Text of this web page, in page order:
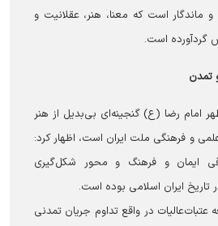
و ماندگار است که معنا، هنر، عقلانیت و
گردآورده است.
تمدن
امام رضا (ع) گنجینه‌ای بی‌بدیل از هنر
و فرهنگی ملت ایران است، اظهار کرد:
ایمان و فرهنگ و محور شکل‌گیری
ایران اسلامی بوده است.
عتبات‌عالیات در واقع تداوم جریان تمدنی